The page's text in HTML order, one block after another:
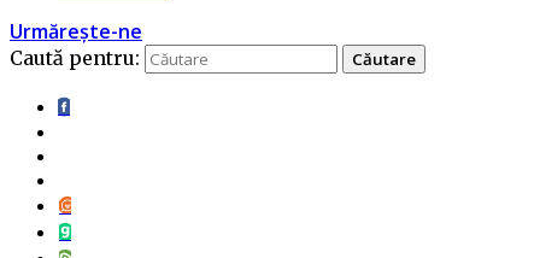
Urmărește-ne
Caută pentru: